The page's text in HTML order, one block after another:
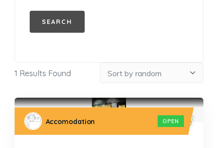
1 Results Found
Accomodation OPEN